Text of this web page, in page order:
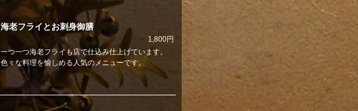
海老フライとお刺身御膳
1,800円
一つ一つ海老フライも店で仕込み仕上げています。
色々な料理を愉しめる人気のメニューです。